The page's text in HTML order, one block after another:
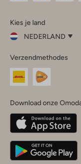
InstagramFacebook
Kies je land
NEDERLAND
je
land
Nederland
Belgique
Deutschland
Verzendmethodes
Download onze